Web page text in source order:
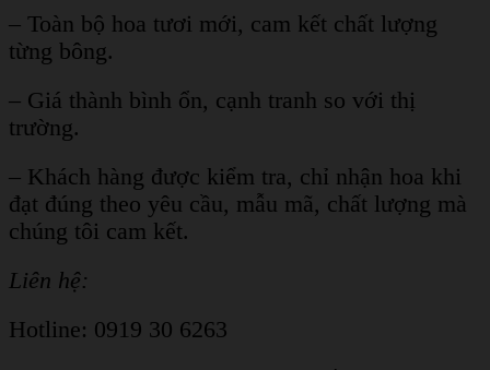
– Toàn bộ hoa tươi mới, cam kết chất lượng
từng bông.
– Giá thành bình ổn, cạnh tranh so với thị
trường.
– Khách hàng được kiểm tra, chỉ nhận hoa khi
đạt đúng theo yêu cầu, mẫu mã, chất lượng mà
chúng tôi cam kết.
Liên hệ:
Hotline: 0919 30 6263